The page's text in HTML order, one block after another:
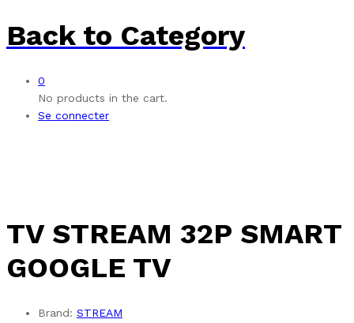
Back to Category
0
No products in the cart.
Se connecter
TV STREAM 32P SMART
GOOGLE TV
Brand: STREAM